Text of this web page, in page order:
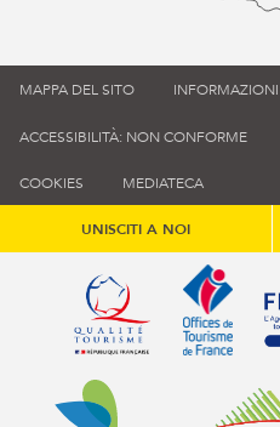
MAPPA DEL SITO INFORMAZIONI
ACCESSIBILITÀ: NON CONFORME
COOKIES MEDIATECA
UNISCITI A NOI
Qualité tourismeOffice
Annemasse Agglo